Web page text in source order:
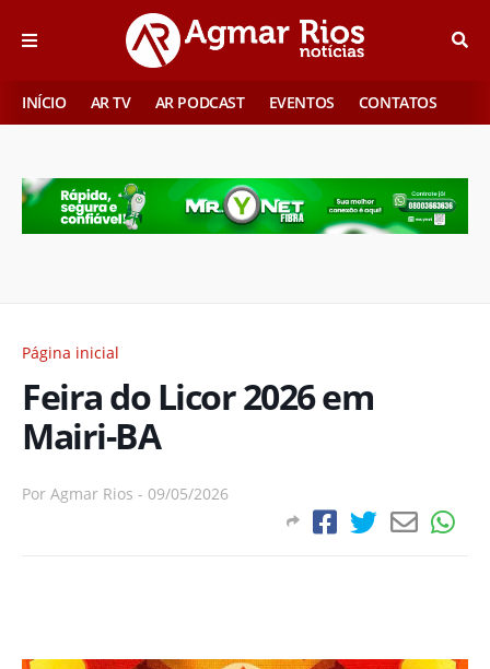
INÍCIO AR TV AR PODCAST EVENTOS CONTATOS
Página inicial
Feira do Licor 2026 em
Mairi-BA
Por Agmar Rios - 09/05/2026